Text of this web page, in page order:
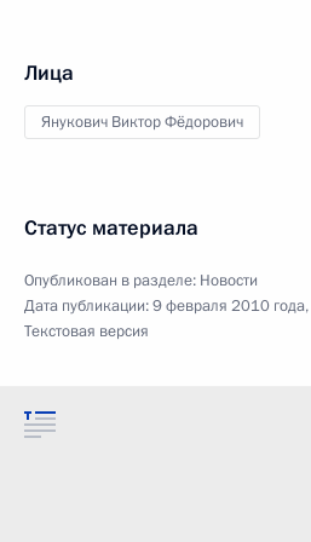
Лица
Янукович Виктор Фёдорович
Статус материала
Опубликован в разделе: Новости
Дата публикации:9 февраля 2010
Текстовая версия